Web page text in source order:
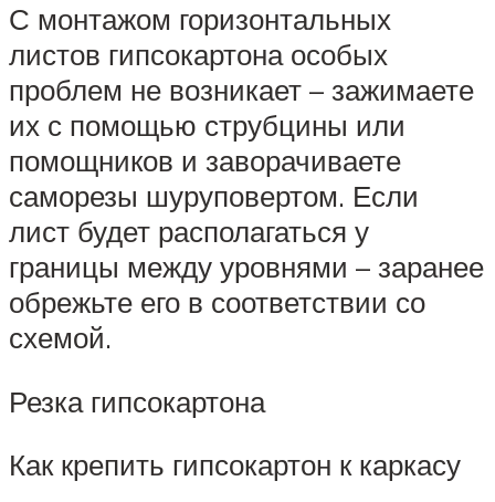
С монтажом горизонтальных
листов гипсокартона особых
проблем не возникает – зажимаете
их с помощью струбцины или
помощников и заворачиваете
саморезы шуруповертом. Если
лист будет располагаться у
границы между уровнями – заранее
обрежьте его в соответствии со
схемой.
Резка гипсокартона
Как крепить гипсокартон к каркасу